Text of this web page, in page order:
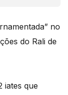
no
do Rali de
iates que